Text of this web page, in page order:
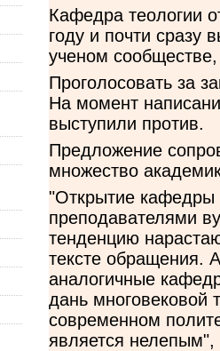
Кафедра теологии
году и почти сразу
ученом
Проголосовать за
На момент
выступили против.
Предложение
множество
"Открытие кафедры
преподавателями
тенденцию
тексте обращения.
аналогичные
дань многовековой
современном
является